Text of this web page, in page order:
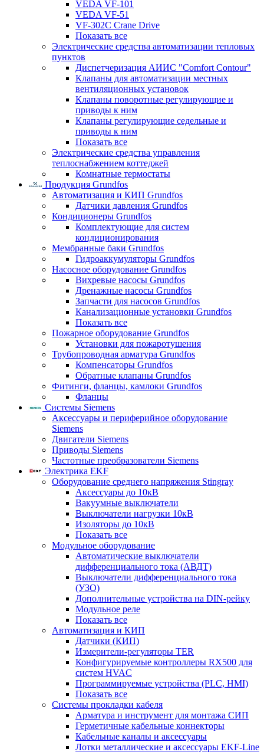
VEDA VF-101
VEDA VF-51
VF-302C Crane Drive
Показать все
Электрические средства автоматизации тепловых
пунктов
Диспетчеризация АИИС "Comfort Contour"
Клапаны для автоматизации местных
вентиляционных установок
Клапаны поворотные регулирующие и
приводы к ним
Клапаны регулирующие седельные и
приводы к ним
Показать все
Электрические средства управления
теплоснабжением коттеджей
Комнатные термостаты
Продукция Grundfos
Автоматизация и КИП Grundfos
Датчики давления Grundfos
Кондиционеры Grundfos
Комплектующие для систем
кондиционирования
Мембранные баки Grundfos
Гидроаккумуляторы Grundfos
Насосное оборудование Grundfos
Вихревые насосы Grundfos
Дренажные насосы Grundfos
Запчасти для насосов Grundfos
Канализационные установки Grundfos
Показать все
Пожарное оборудование Grundfos
Установки для пожаротушения
Трубопроводная арматура Grundfos
Компенсаторы Grundfos
Обратные клапаны Grundfos
Фитинги, фланцы, камлоки Grundfos
Фланцы
Системы Siemens
Аксессуары и периферийное оборудование
Siemens
Двигатели Siemens
Приводы Siemens
Частотные преобразователи Siemens
Электрика EKF
Оборудование среднего напряжения Stingray
Аксессуары до 10кВ
Вакуумные выключатели
Выключатели нагрузки 10кВ
Изоляторы до 10кВ
Показать все
Модульное оборудование
Автоматические выключатели
дифференциального тока (АВДТ)
Выключатели дифференциального тока
(УЗО)
Дополнительные устройства на DIN-рейку
Модульное реле
Показать все
Автоматизация и КИП
Датчики (КИП)
Измерители-регуляторы TER
Конфигурируемые контроллеры RX500 для
систем HVAC
Программируемые устройства (PLC, HMI)
Показать все
Системы прокладки кабеля
Арматура и инструмент для монтажа СИП
Герметичные кабельные коннекторы
Кабельные каналы и аксессуары
Лотки металлические и аксессуары EKF-Line